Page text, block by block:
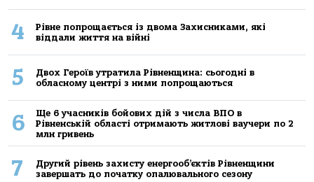
4
Рівне попрощається із двома Захисниками, які
віддали життя на війні
5
Двох Героїв утратила Рівненщина: сьогодні в
обласному центрі з ними попрощаються
6
Ще 6 учасників бойових дій з числа ВПО в
Рівненській області отримають житлові ваучери по 2
млн гривень
7
Другий рівень захисту енергооб’єктів Рівненщини
завершать до початку опалювального сезону